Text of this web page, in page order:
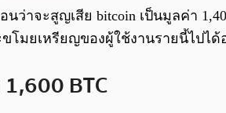
ว่าจะสูญเสีย bitcoin เป็นมูลค่า
โมยเหรียญของผู้ใช้งานรายนี้ไปได้
BTC